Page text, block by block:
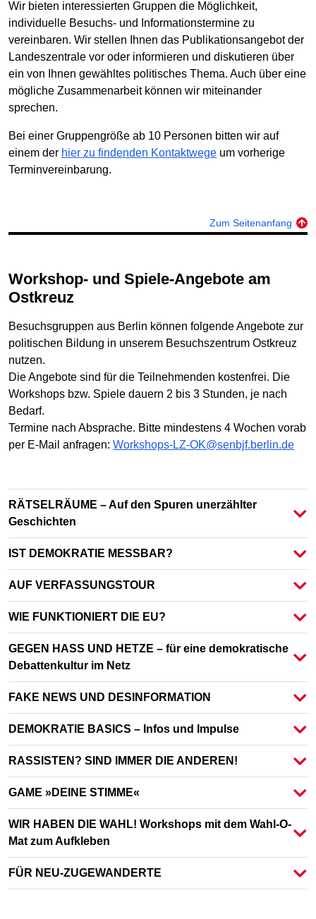
Wir bieten interessierten Gruppen die Möglichkeit,
individuelle Besuchs- und Informationstermine zu
vereinbaren. Wir stellen Ihnen das Publikationsangebot der
Landeszentrale vor oder informieren und diskutieren über
ein von Ihnen gewähltes politisches Thema. Auch über eine
mögliche Zusammenarbeit können wir miteinander
sprechen.
Bei einer Gruppengröße ab 10 Personen bitten wir auf
einem der hier zu findenden Kontaktwege um vorherige
Terminvereinbarung.
Zum Seitenanfang
Workshop- und Spiele-Angebote am
Ostkreuz
Besuchsgruppen aus Berlin können folgende Angebote zur
politischen Bildung in unserem Besuchszentrum Ostkreuz
nutzen.
Die Angebote sind für die Teilnehmenden kostenfrei. Die
Workshops bzw. Spiele dauern 2 bis 3 Stunden, je nach
Bedarf.
Termine nach Absprache. Bitte mindestens 4 Wochen vorab
per E-Mail anfragen: Workshops-LZ-OK@senbjf.berlin.de
RÄTSELRÄUME – Auf den Spuren unerzählter
Geschichten
IST DEMOKRATIE MESSBAR?
AUF VERFASSUNGSTOUR
WIE FUNKTIONIERT DIE EU?
GEGEN HASS UND HETZE – für eine demokratische
Debattenkultur im Netz
FAKE NEWS UND DESINFORMATION
DEMOKRATIE BASICS – Infos und Impulse
RASSISTEN? SIND IMMER DIE ANDEREN!
GAME »DEINE STIMME«
WIR HABEN DIE WAHL! Workshops mit dem Wahl-O-
Mat zum Aufkleben
FÜR NEU-ZUGEWANDERTE